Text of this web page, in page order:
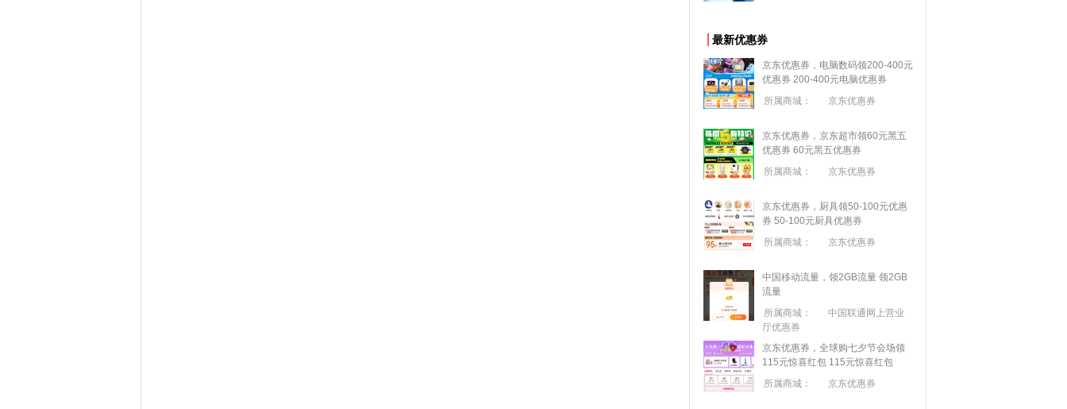
最新优惠券
京东优惠券，电脑数码领200-400元
优惠券 200-400元电脑优惠券
所属商城：
京东优惠券
京东优惠券，京东超市领60元黑五
优惠券 60元黑五优惠券
所属商城：
京东优惠券
京东优惠券，厨具领50-100元优惠
券 50-100元厨具优惠券
所属商城：
京东优惠券
中国移动流量，领2GB流量 领2GB
流量
所属商城：
中国联通网上营业
厅优惠券
京东优惠券，全球购七夕节会场领
115元惊喜红包 115元惊喜红包
所属商城：
京东优惠券